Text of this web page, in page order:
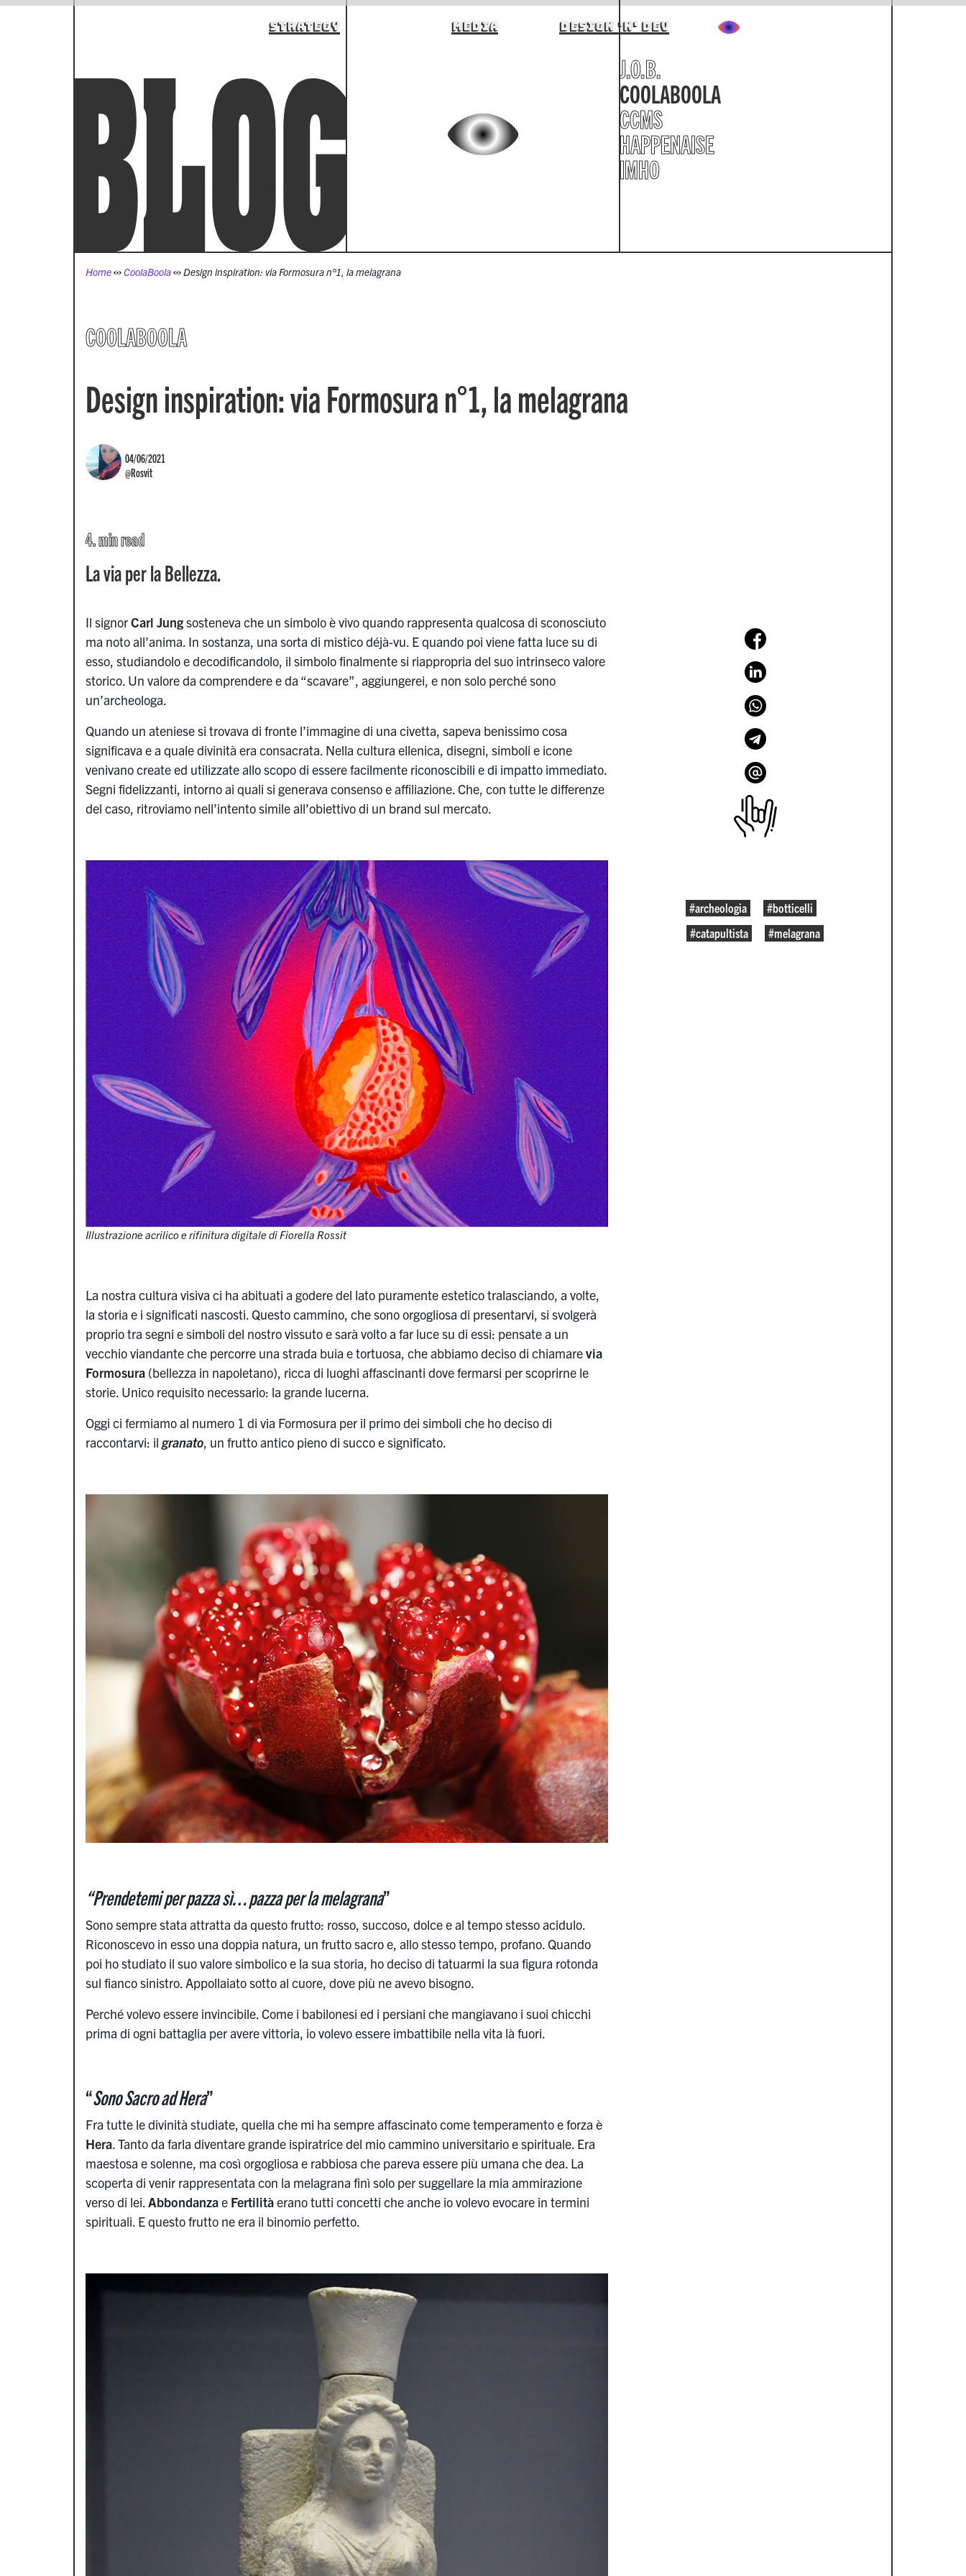
STRATEGY MEDIA DESIGN 'N' DEV
J.O.B.
COOLABOOLA
CCMS
HAPPENAISE
IMHO
Home CoolaBoola Design inspiration: via Formosura n°1, la melagrana
COOLABOOLA
Design inspiration: via Formosura n°1, la melagrana
04/06/2021
@Rosvit
4. min read
La via per la Bellezza.
Il signorCarl Jungsosteneva che un simbolo è vivo quando rappresenta qualcosa di sconosciuto
ma noto all’anima. In sostanza, una sorta di misticodéjà-vu. E quando poi viene fatta luce su di
esso, studiandolo e decodificandolo, il simbolo finalmente si riappropria del suo intrinseco valore
storico. Un valore da comprendere e da “scavare”, aggiungerei, e non solo perché sono
un’archeologa.
Quando un ateniese si trovava di fronte l’immagine di una civetta, sapeva benissimo cosa
significava e a quale divinità era consacrata. Nella cultura ellenica, disegni, simboli e icone
venivano create ed utilizzate allo scopo di essere facilmente riconoscibili e di impatto immediato.
Segni fidelizzanti, intorno ai quali si generava consenso e affiliazione.Che, con tutte le differenze
del caso, ritroviamo nell’intento simile all’obiettivo di un brand sul mercato.
Illustrazione acrilico e rifinitura digitale di Fiorella Rossit
La nostra cultura visiva ci ha abituati a godere del lato puramente estetico tralasciando, a volte,
la storia e i significati nascosti. Questo cammino, che sono orgogliosa di presentarvi, si svolgerà
proprio tra segni e simboli del nostro vissuto e sarà volto a far luce su di essi: pensate a un
vecchio viandante che percorre una strada buia e tortuosa, che abbiamo deciso di chiamarevia
Formosura (bellezza in napoletano), ricca di luoghi affascinanti dove fermarsi per scoprirne le
storie. Unico requisito necessario: la grande lucerna.
Oggi ci fermiamo al numero 1 di via Formosura per il primo dei simboli che ho deciso di
raccontarvi: il granato, un frutto antico pieno di succo e significato.
“Prendetemi per pazza sì… pazza per la melagrana”
Sono sempre stata attratta da questo frutto: rosso, succoso, dolce e al tempo stesso acidulo.
Riconoscevo in esso una doppia natura, un frutto sacro e, allo stesso tempo, profano. Quando
poi ho studiato il suo valore simbolico e la sua storia, ho deciso di tatuarmi la sua figura rotonda
sul fianco sinistro. Appollaiato sotto al cuore, dove più ne avevo bisogno.
Perché volevo essere invincibile. Come i babilonesi ed i persiani che mangiavano i suoi chicchi
prima di ogni battaglia per avere vittoria, io volevo essere imbattibile nella vita là fuori.
“Sono Sacro ad Hera”
Fra tutte le divinità studiate, quella che mi ha sempre affascinato come temperamento e forza è
Hera . Tanto da farla diventare grande ispiratrice del mio cammino universitario e spirituale. Era
maestosa e solenne, ma così orgogliosa e rabbiosa che pareva essere più umana che dea. La
scoperta di venir rappresentata con la melagrana finì solo per suggellare la mia ammirazione
verso di lei. Abbondanzae Fertilitàerano tutti concetti che anche io volevo evocare in termini
spirituali. E questo frutto ne era il binomio perfetto.
#archeologia
#botticelli
#catapultista
#melagrana